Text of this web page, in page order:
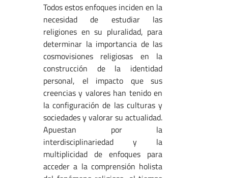
Todos estos enfoques inciden en la
necesidad de estudiar las
religiones en su pluralidad, para
determinar la importancia de las
cosmovisiones religiosas en la
construcción de la identidad
personal, el impacto que sus
creencias y valores han tenido en
la configuración de las culturas y
sociedades y valorar su actualidad.
Apuestan por la
interdisciplinariedad y la
multiplicidad de enfoques para
acceder a la comprensión holista